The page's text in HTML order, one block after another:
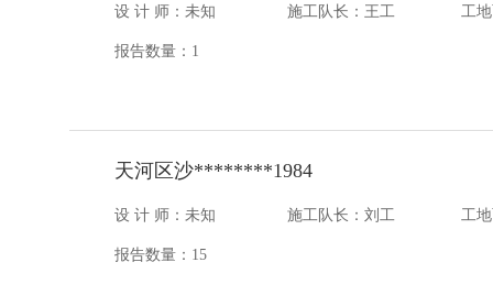
设 计 师：未知 施工队长：王工 工
报告数量：1
天河区沙********1984
设 计 师：未知 施工队长：刘工 工
报告数量：15